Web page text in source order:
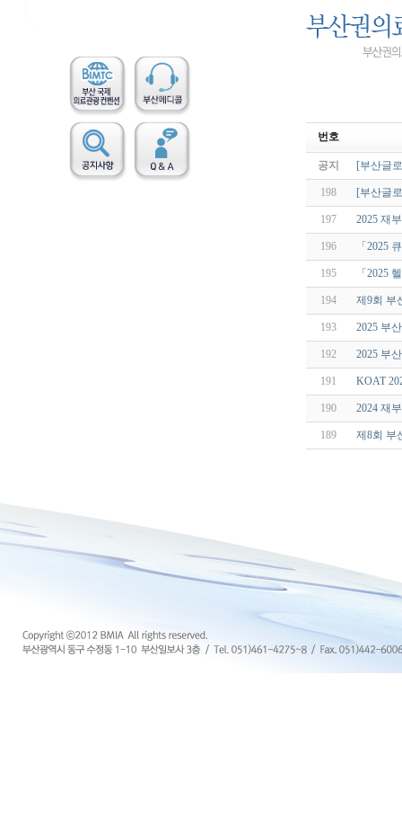
번호
공지 [부산글
198 [부산글
197 2025 재
196 「2025
195 「2025
194 제9회 부
193 2025 부
192 2025 부
191 KOAT
190 2024 재
189 제8회 부